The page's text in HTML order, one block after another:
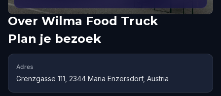
Over Wilma Food Truck
Plan je bezoek
Adres
Grenzgasse 111, 2344 Maria Enzersdorf, Austria